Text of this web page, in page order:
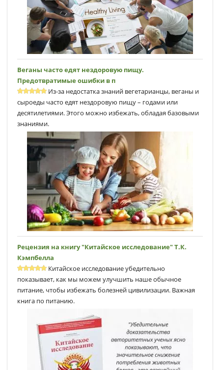
Веганы часто едят нездоровую пищу.
Предотвратимые ошибки в п
Из-за недостатка знаний вегетарианцы, веганы и
сыроеды часто едят нездоровую пищу – годами или
десятилетиями. Этого можно избежать, обладая базовыми
знаниями.
Рецензия на книгу "Китайское исследование" Т.К.
Кэмпбеллa
Китайское исследование убедительно
показывает, как мы можем улучшить наше обычное
питание, чтобы избежать болезней цивилизации. Важная
книга по питанию.